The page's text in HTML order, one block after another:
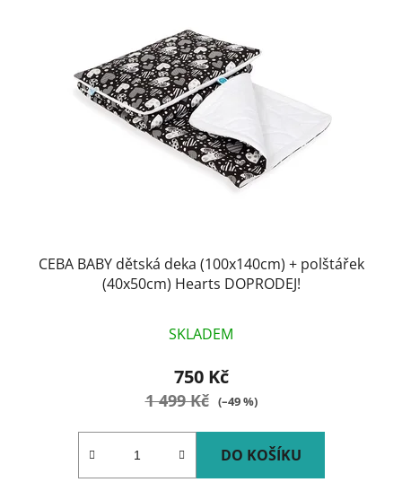
CEBA BABY dětská deka (100x140cm) + polštářek
(40x50cm) Hearts DOPRODEJ!
SKLADEM
750 Kč
1 499 Kč (–49 %)
DO KOŠÍKU